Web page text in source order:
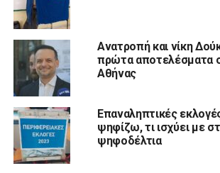
Ανατροπή και νίκη
πρώτα αποτελέσματα
Αθήνας
Επαναληπτικές
ψηφίζω, τι ισχύει με
ψηφοδέλτια